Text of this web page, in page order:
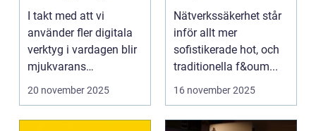
I takt med att vi
använder fler digitala
verktyg i vardagen blir
mjukvarans
anpassningsför...
20 november 2025
biologiska system
för att stärka
nätverkssäkerhet
Nätverkssäkerhet står
inför allt mer
sofistikerade hot, och
traditionella f&oum...
16 november 2025